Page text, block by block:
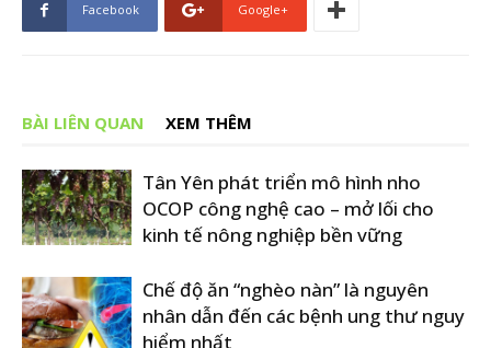
Facebook Google+
BÀI LIÊN QUAN XEM THÊM
Tân Yên phát triển mô hình nho
OCOP công nghệ cao – mở lối cho
kinh tế nông nghiệp bền vững
Chế độ ăn “nghèo nàn” là nguyên
nhân dẫn đến các bệnh ung thư nguy
hiểm nhất